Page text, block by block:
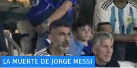
LA MUERTE DE JORGE MESSI